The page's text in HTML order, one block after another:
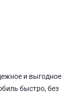
и выгодное
быстро, без